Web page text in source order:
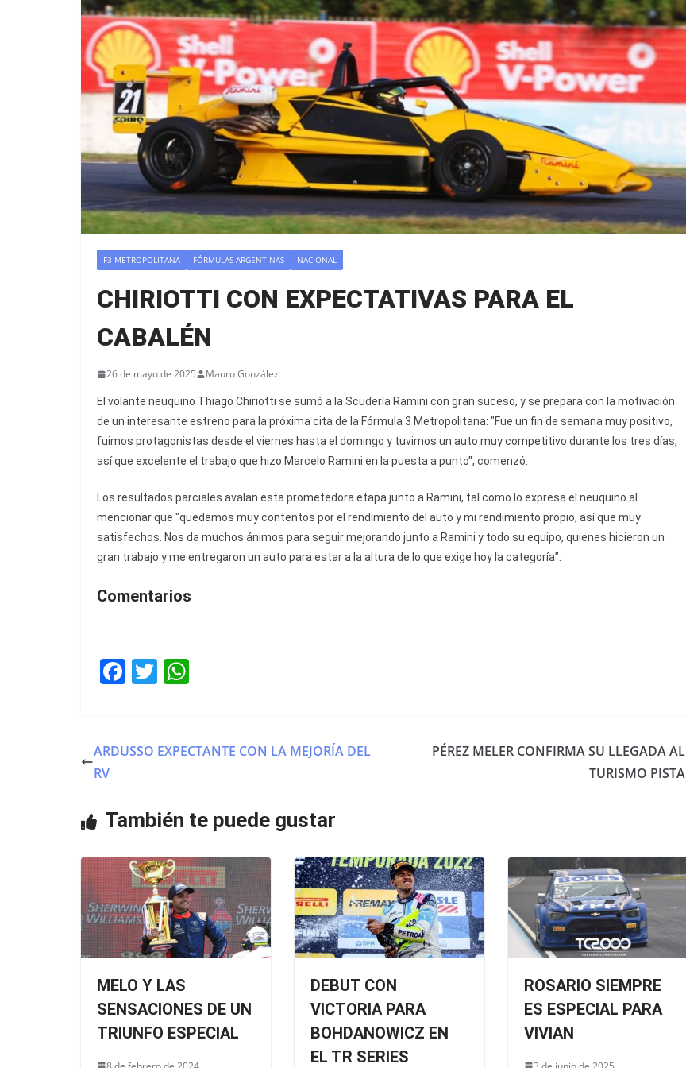
F3 METROPOLITANA FÓRMULAS ARGENTINAS NACIONAL
CHIRIOTTI CON EXPECTATIVAS PARA EL
CABALÉN
26 de mayo de 2025 Mauro González
El volante neuquino Thiago Chiriotti se sumó a la Scudería Ramini con gran suceso, y se prepara con la motivación
de un interesante estreno para la próxima cita de la Fórmula 3 Metropolitana: "Fue un fin de semana muy positivo,
fuimos protagonistas desde el viernes hasta el domingo y tuvimos un auto muy competitivo durante los tres días,
así que excelente el trabajo que hizo Marcelo Ramini en la puesta a punto", comenzó.
Los resultados parciales avalan esta prometedora etapa junto a Ramini, tal como lo expresa el neuquino al
mencionar que "quedamos muy contentos por el rendimiento del auto y mi rendimiento propio, así que muy
satisfechos. Nos da muchos ánimos para seguir mejorando junto a Ramini y todo su equipo, quienes hicieron un
gran trabajo y me entregaron un auto para estar a la altura de lo que exige hoy la categoría”.
Comentarios
F
e
o
k
T
er s
p
ARDUSSO EXPECTANTE CON LA MEJORÍA DEL
RV
PÉREZ MELER CONFIRMA SU LLEGADA AL
TURISMO PISTA
También te puede gustar
MELO Y LAS
SENSACIONES DE UN
TRIUNFO ESPECIAL
DEBUT CON
VICTORIA PARA
BOHDANOWICZ EN
EL TR SERIES
ROSARIO SIEMPRE
ES ESPECIAL PARA
VIVIAN